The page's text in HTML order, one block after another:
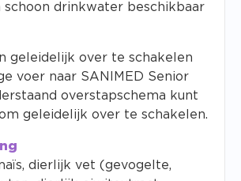
schoon drinkwater beschikbaar
geleidelijk over te schakelen
voer naar SANIMED Senior
overstapschema kunt
geleidelijk over te schakelen.
dierlijk vet (gevogelte,